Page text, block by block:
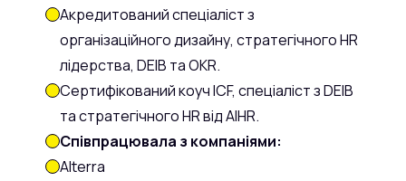
Акредитований спеціаліст з
організаційного дизайну, стратегічного HR
лідерства, DEIB та OKR.
Сертифікований коуч ICF, спеціаліст з DEIB
та стратегічного HR від AIHR.
Співпрацювала з компаніями:
Alterra